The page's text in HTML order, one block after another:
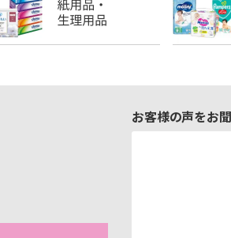
お客様の声をお